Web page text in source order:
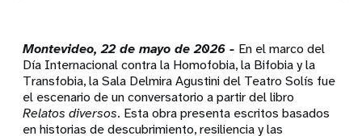
Montevideo, 22 de mayo de 2026 - En el marco del
Día Internacional contra la Homofobia, la Bifobia y la
Transfobia, la Sala Delmira Agustini del Teatro Solís fue
el escenario de un conversatorio a partir del libro
Relatos diversos. Esta obra presenta escritos basados
en historias de descubrimiento, resiliencia y las